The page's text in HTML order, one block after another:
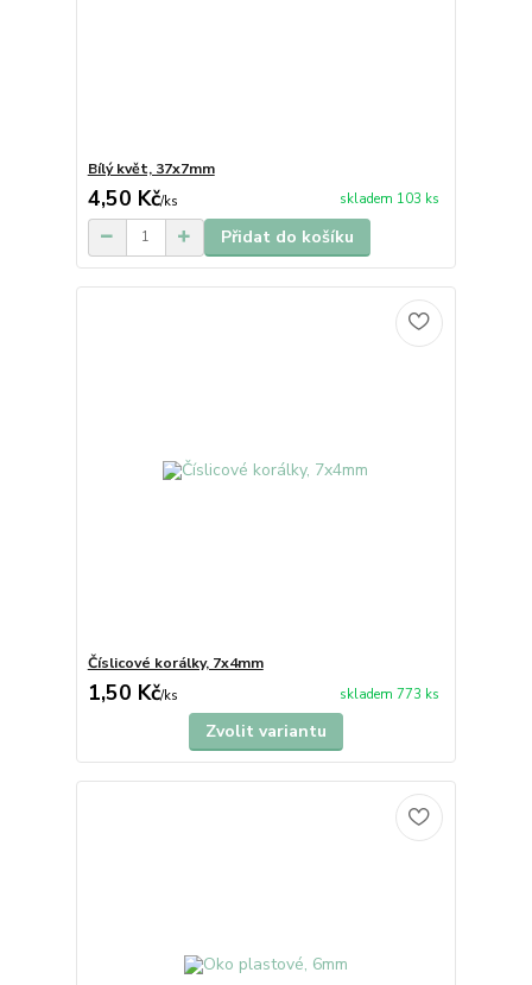
Bílý květ, 37x7mm
4,50 Kč/ks skladem 103 ks
Přidat do košíku
Číslicové korálky, 7x4mm
1,50 Kč/ks skladem 773 ks
Zvolit variantu